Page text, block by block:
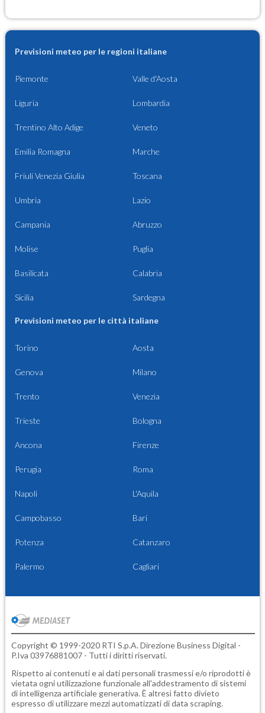
Previsioni meteo per le regioni italiane
Piemonte Valle d'Aosta
Liguria Lombardia
Trentino Alto Adige Veneto
Emilia Romagna Marche
Friuli Venezia Giulia Toscana
Umbria Lazio
Campania Abruzzo
Molise Puglia
Basilicata Calabria
Sicilia Sardegna
Previsioni meteo per le città italiane
Torino Aosta
Genova Milano
Trento Venezia
Trieste Bologna
Ancona Firenze
Perugia Roma
Napoli L'Aquila
Campobasso Bari
Potenza Catanzaro
Palermo Cagliari
Copyright © 1999-2020 RTI S.p.A. Direzione Business Digital -
P.Iva 03976881007 - Tutti i diritti riservati.
Rispetto ai contenuti e ai dati personali trasmessi e/o riprodotti è
vietata ogni utilizzazione funzionale all'addestramento di sistemi
di intelligenza artificiale generativa. È altresì fatto divieto
espresso di utilizzare mezzi automatizzati di data scraping.